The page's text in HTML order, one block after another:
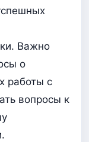
Важно
о
работы с
вопросы к